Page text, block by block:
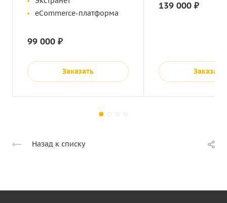
eCommerce-платформа
99 000 ₽
Заказать
139 000 ₽
Заказать
Назад к списку